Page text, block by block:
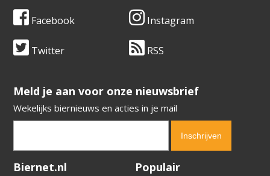
Facebook Instagram
Twitter RSS
​​​​​​​Meld je aan voor onze nieuwsbrief
Wekelijks biernieuws en acties in je mail
Verification code:
Biernet.nl Populair